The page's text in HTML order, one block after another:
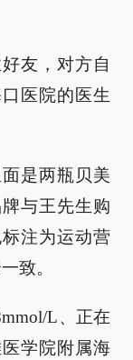
友，对方自
医院的医生
是两瓶贝美
与王先生购
注为运动营
致。
L、正在
学院附属海